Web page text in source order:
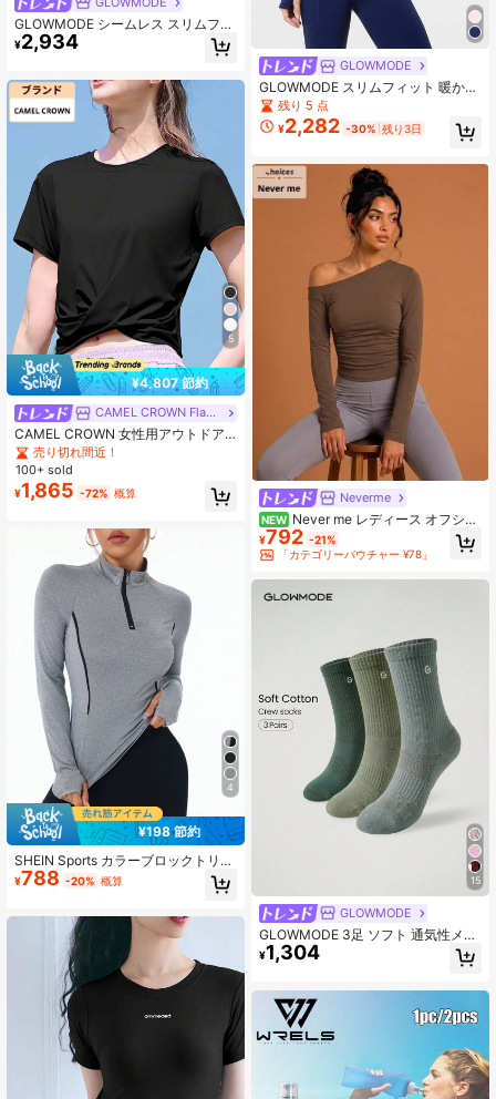
GLOWMODE シームレス スリムフィ
ット ロングスリーブ トップス、ヒッ
プ丈、吸湿速乾、抗菌、透気性に優
ャツ
¥2,934
5
¥4,807 節約
CAMEL CROWN Flagship Store
CAMEL CROWN 女性用アウトドア
スポーツTシャツ、吸汗速乾 ランニ
ング&フィットネス用ウェア
売り切れ間近！
100+ sold
¥1,865 -72% 概算
4
¥198 節約
SHEIN Sports カラーブロックトリム
衿フィットスポーツ長袖スウェット
シャツ
¥788 -20% 概算
GLOWMODE
GLOWMODE スリムフィット 暖かい
ヒップ丈 1/4ジップ ニット 長袖トッ
プ サムホール付き ランニング ジョ
ギング ハイキング ジム トレーニン
乾
残り 5 点
¥2,282 -30% 残り3日
Neverme
NEW Never me レディース オフショ
ルダー スリムフィット 長袖トップ
ス、ハイウエスト ヨガ フィットネス
ワークアウトウェア、多用途 ギャザ
ーウエスト 長袖
¥792 -21%
「カテゴリーバウチャー ¥78」
15
GLOWMODE
GLOWMODE 3足 ソフト 通気性メッ
シュ 刺繍ロゴ入り ワークアウト デ
イリーカジュアル
¥1,304